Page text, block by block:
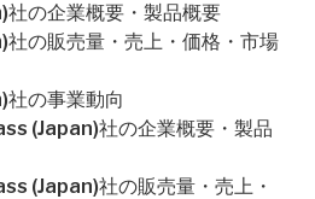
の企業概要・製品概要
の販売量・売上・価格・市場
の事業動向
(Japan)社の企業概要・製品
(Japan)社の販売量・売上・